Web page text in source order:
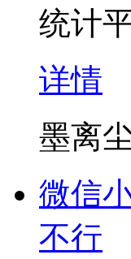
统计
详情
墨离
微信
不行